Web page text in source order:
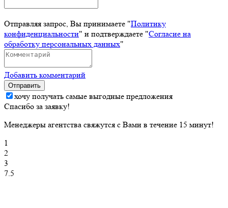
Отправляя запрос, Вы принимаете "Политику
конфиденциальности" и подтверждаете "Согласие на
обработку персональных данных"
Добавить комментарий
Отправить
хочу получать самые выгодные предложения
Спасибо за заявку!
Менеджеры агентства свяжутся с Вами в течение 15 минут!
1
2
3
7.5